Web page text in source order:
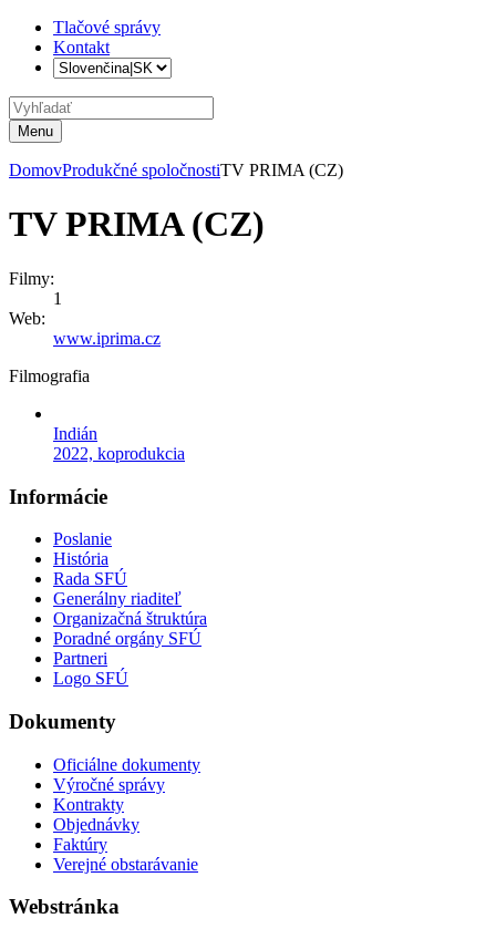
Tlačové správy
Kontakt
Menu
DomovProdukčné spoločnostiTV PRIMA (CZ)
TV PRIMA (CZ)
Filmy:
1
Web:
www.iprima.cz
Filmografia
Indián
2022, koprodukcia
Informácie
Poslanie
História
Rada SFÚ
Generálny riaditeľ
Organizačná štruktúra
Poradné orgány SFÚ
Partneri
Logo SFÚ
Dokumenty
Oficiálne dokumenty
Výročné správy
Kontrakty
Objednávky
Faktúry
Verejné obstarávanie
Webstránka